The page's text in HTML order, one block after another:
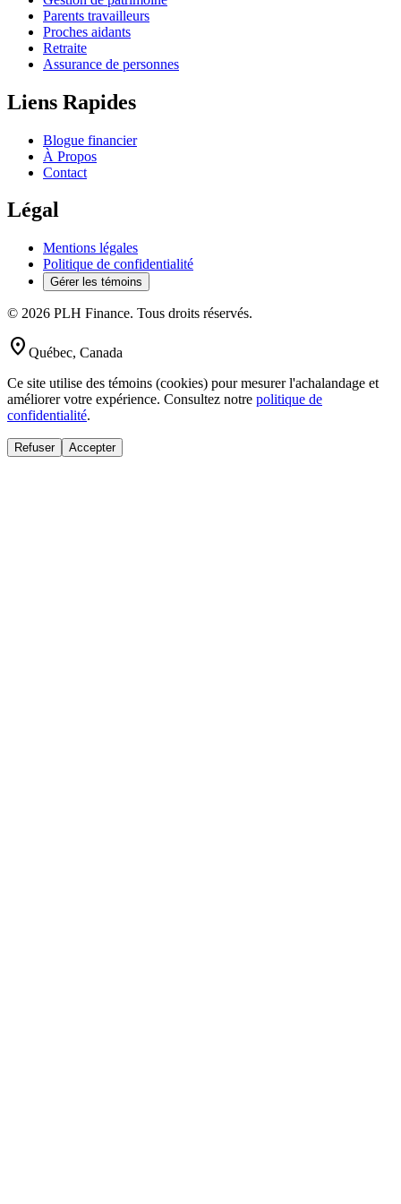
Parents travailleurs
Proches aidants
Retraite
Assurance de personnes
Liens Rapides
Blogue financier
À Propos
Contact
Légal
Mentions légales
Politique de confidentialité
Gérer les témoins
© 2026 PLH Finance. Tous droits réservés.
location_on Québec, Canada
Ce site utilise des témoins (cookies) pour mesurer l'achalandage et
améliorer votre expérience. Consultez notre politique de
confidentialité.
Refuser Accepter